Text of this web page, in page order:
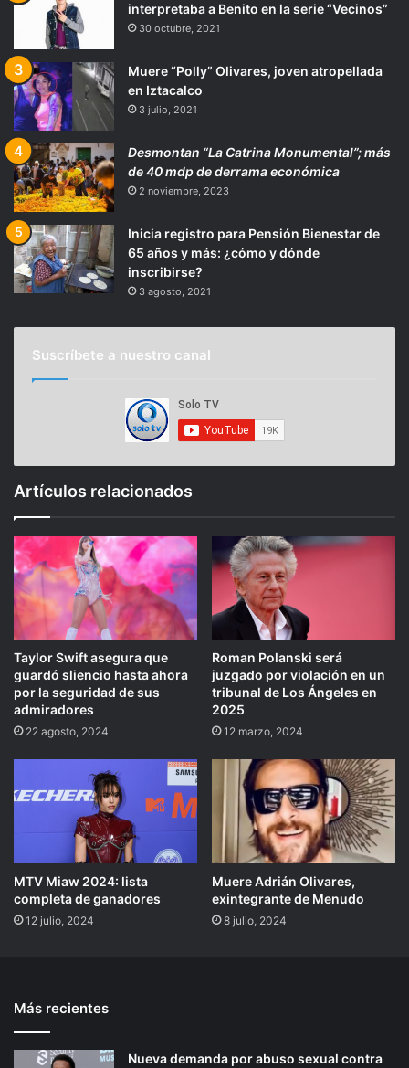
interpretaba a Benito en la serie “Vecinos”
30 octubre, 2021
Muere “Polly” Olivares, joven atropellada
en Iztacalco
3 julio, 2021
Desmontan “La Catrina Monumental”; más
de 40 mdp de derrama económica
2 noviembre, 2023
Inicia registro para Pensión Bienestar de
65 años y más: ¿cómo y dónde
inscribirse?
3 agosto, 2021
Suscríbete a nuestro canal
Artículos relacionados
Taylor Swift asegura que
guardó sliencio hasta ahora
por la seguridad de sus
admiradores
22 agosto, 2024
Roman Polanski será
juzgado por violación en un
tribunal de Los Ángeles en
2025
12 marzo, 2024
MTV Miaw 2024: lista
completa de ganadores
12 julio, 2024
Muere Adrián Olivares,
exintegrante de Menudo
8 julio, 2024
Más recientes
Nueva demanda por abuso sexual contra